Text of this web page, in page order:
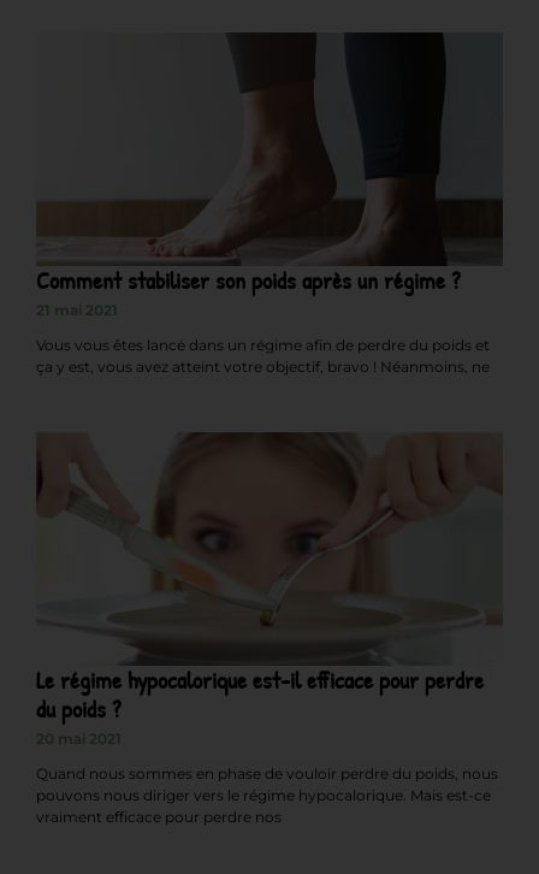
Comment stabiliser son poids après un régime ?
21 mai 2021
Vous vous êtes lancé dans un régime afin de perdre du poids et
ça y est, vous avez atteint votre objectif, bravo ! Néanmoins, ne
Le régime hypocalorique est-il efficace pour perdre
du poids ?
20 mai 2021
Quand nous sommes en phase de vouloir perdre du poids, nous
pouvons nous diriger vers le régime hypocalorique. Mais est-ce
vraiment efficace pour perdre nos